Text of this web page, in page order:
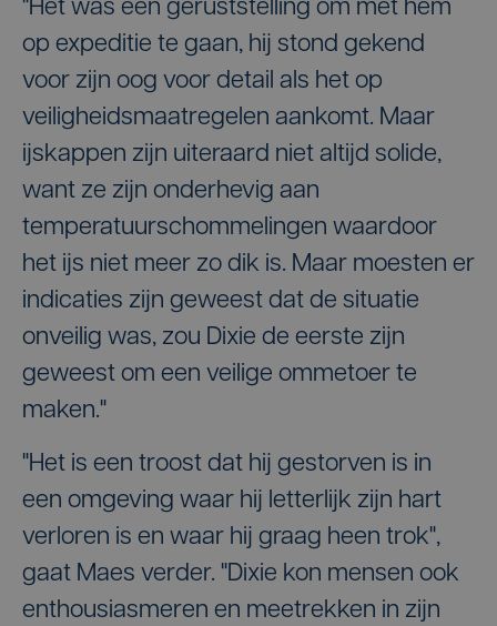
"Het was een geruststelling om met hem
op expeditie te gaan, hij stond gekend
voor zijn oog voor detail als het op
veiligheidsmaatregelen aankomt. Maar
ijskappen zijn uiteraard niet altijd solide,
want ze zijn onderhevig aan
temperatuurschommelingen waardoor
het ijs niet meer zo dik is. Maar moesten er
indicaties zijn geweest dat de situatie
onveilig was, zou Dixie de eerste zijn
geweest om een veilige ommetoer te
maken."
"Het is een troost dat hij gestorven is in
een omgeving waar hij letterlijk zijn hart
verloren is en waar hij graag heen trok",
gaat Maes verder. "Dixie kon mensen ook
enthousiasmeren en meetrekken in zijn